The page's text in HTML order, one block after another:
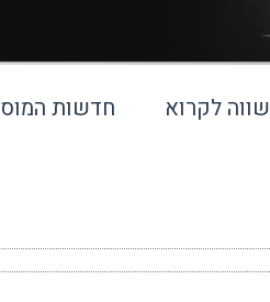
שווה לקרוא חדשות